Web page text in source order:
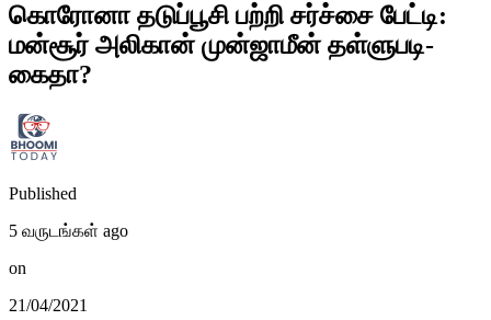
கொரோனா தடுப்பூசி பற்றி சர்ச்சை பேட்டி:
மன்சூர் அலிகான் முன்ஜாமீன் தள்ளுபடி-
கைதா?
Published
5 வருடங்கள் ago
on
21/04/2021